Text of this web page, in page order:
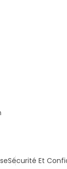
Sécurité Et